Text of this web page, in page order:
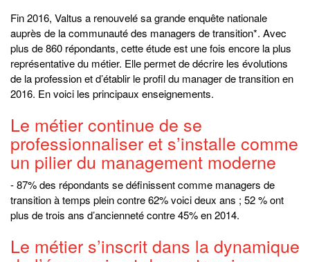
Fin 2016, Valtus a renouvelé sa grande enquête nationale
auprès de la communauté des managers de transition*. Avec
plus de 860 répondants, cette étude est une fois encore la plus
représentative du métier. Elle permet de décrire les évolutions
de la profession et d’établir le profil du manager de transition en
2016. En voici les principaux enseignements.
Le métier continue de se
professionnaliser et s’installe comme
un pilier du management moderne
- 87% des répondants se définissent comme managers de
transition à temps plein contre 62% voici deux ans ; 52 % ont
plus de trois ans d’ancienneté contre 45% en 2014.
Le métier s’inscrit dans la dynamique